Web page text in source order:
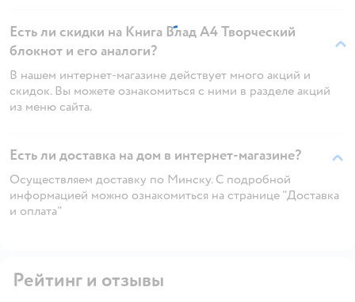
Есть ли скидки на Книга Влад А4 Творческий
блокнот и его аналоги?
В нашем интернет-магазине действует много акций и
скидок. Вы можете ознакомиться с ними в разделе акций
из меню сайта.
Есть ли доставка на дом в интернет-магазине?
Осуществляем доставку по Минску. С подробной
информацией можно ознакомиться на странице "Доставка
и оплата"
Рейтинг и отзывы